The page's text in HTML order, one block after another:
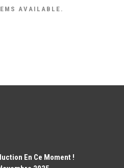
AVAILABLE.
En Ce Moment !